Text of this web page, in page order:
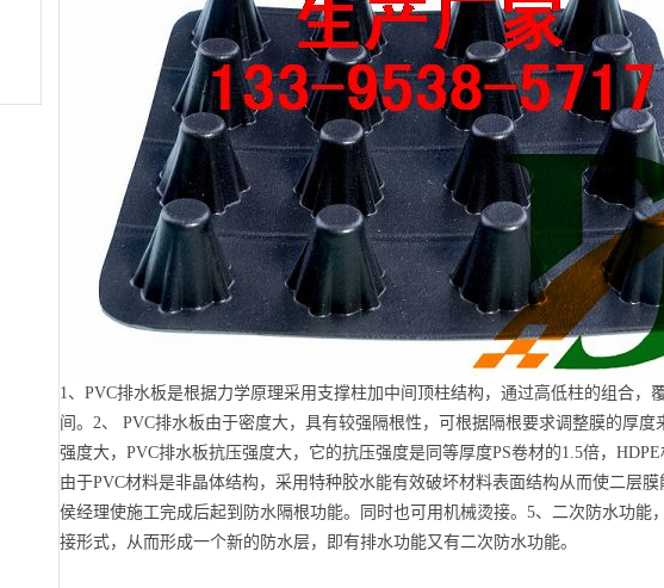
1、PVC排水板是根据力学原理采用支撑柱加中间顶柱结构，通过高低柱的组合，
间。2、 PVC排水板由于密度大，具有较强隔根性，可根据隔根要求调整膜的厚
强度大，PVC排水板抗压强度大，它的抗压强度是同等厚度PS卷材的1.5倍，
由于PVC材料是非晶体结构，采用特种胶水能有效破坏材料表面结构从而使二层膜
侯经理使施工完成后起到防水隔根功能。同时也可用机械烫接。5、二次防水功能
接形式，从而形成一个新的防水层，即有排水功能又有二次防水功能。